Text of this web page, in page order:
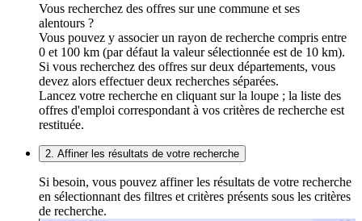
Vous recherchez des offres sur une commune et ses
alentours ?
Vous pouvez y associer un rayon de recherche compris entre
0 et 100 km (par défaut la valeur sélectionnée est de 10 km).
Si vous recherchez des offres sur deux départements, vous
devez alors effectuer deux recherches séparées.
Lancez votre recherche en cliquant sur la loupe ; la liste des
offres d'emploi correspondant à vos critères de recherche est
restituée.
2. Affiner les résultats de votre recherche
Si besoin, vous pouvez affiner les résultats de votre recherche
en sélectionnant des filtres et critères présents sous les critères
de recherche.